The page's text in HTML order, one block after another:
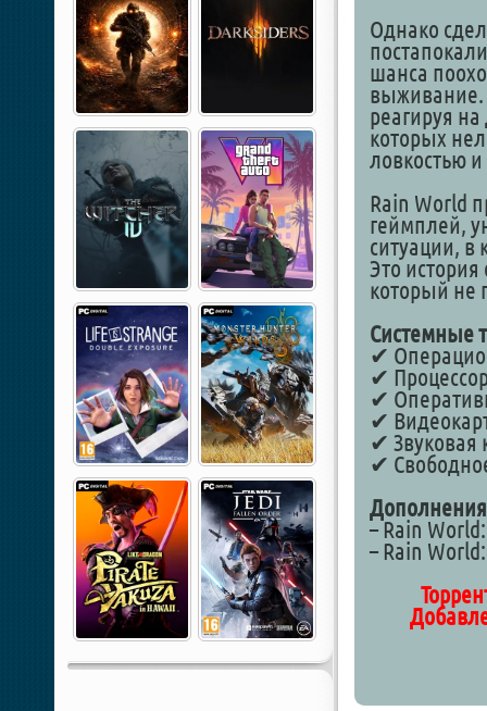
Однако
шанса
выживание.
реагируя
которых
ловкостью
Rain World
геймплей,
ситуации, в
Это
который не
Системные
✔
✔
✔
✔
✔ Звуковая
✔
– Rain
– Rain